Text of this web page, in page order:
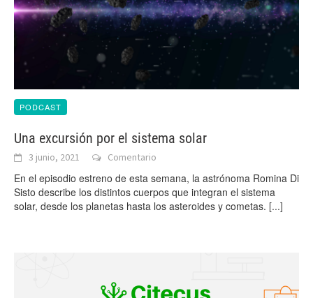
PODCAST
Una excursión por el sistema solar
3 junio, 2021 Comentario
En el episodio estreno de esta semana, la astrónoma Romina Di
Sisto describe los distintos cuerpos que integran el sistema
solar, desde los planetas hasta los asteroides y cometas. [...]